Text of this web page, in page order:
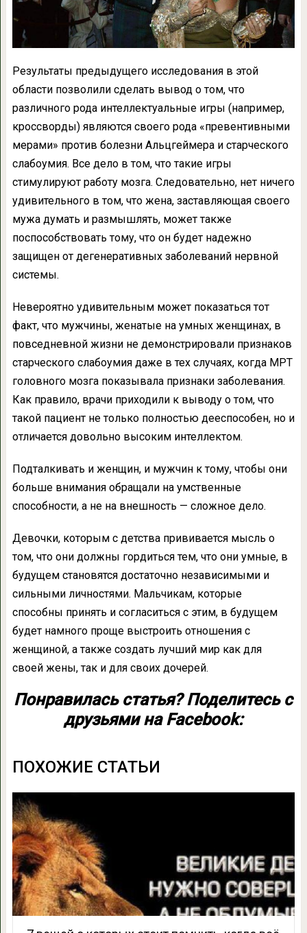
Результаты предыдущего исследования в этой
области позволили сделать вывод о том, что
различного рода интеллектуальные игры (например,
кроссворды) являются своего рода «превентивными
мерами» против болезни Альцгеймера и старческого
слабоумия. Все дело в том, что такие игры
стимулируют работу мозга. Следовательно, нет ничего
удивительного в том, что жена, заставляющая своего
мужа думать и размышлять, может также
поспособствовать тому, что он будет надежно
защищен от дегенеративных заболеваний нервной
системы.
Невероятно удивительным может показаться тот
факт, что мужчины, женатые на умных женщинах, в
повседневной жизни не демонстрировали признаков
старческого слабоумия даже в тех случаях, когда МРТ
головного мозга показывала признаки заболевания.
Как правило, врачи приходили к выводу о том, что
такой пациент не только полностью дееспособен, но и
отличается довольно высоким интеллектом.
Подталкивать и женщин, и мужчин к тому, чтобы они
больше внимания обращали на умственные
способности, а не на внешность — сложное дело.
Девочки, которым с детства прививается мысль о
том, что они должны гордиться тем, что они умные, в
будущем становятся достаточно независимыми и
сильными личностями. Мальчикам, которые
способны принять и согласиться с этим, в будущем
будет намного проще выстроить отношения с
женщиной, а также создать лучший мир как для
своей жены, так и для своих дочерей.
Понравилась статья? Поделитесь с
друзьями на Facebook:
ПОХОЖИЕ СТАТЬИ